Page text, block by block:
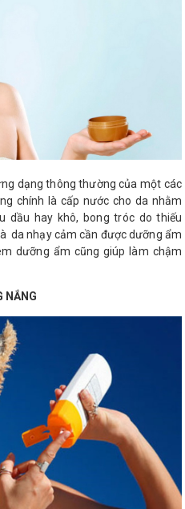
dạng thông thường của một các
chính là cấp nước cho da nhằm
dầu hay khô, bong tróc do thiếu
da nhạy cảm cần được dưỡng ẩm
dưỡng ẩm cũng giúp làm chậm
NẮNG